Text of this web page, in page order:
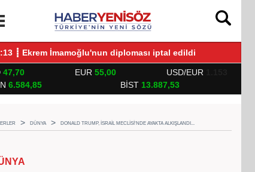
BULUŞTU
┋ Ekrem İmamoğlu'nun diploması iptal edildi
47,70 EUR 55,00 USD/EUR
6.584,85 BİST 13.887,53
DÜNYA DONALD TRUMP, İSRAIL MECLISI'NDE AYAKTA ALKIŞLANDI...